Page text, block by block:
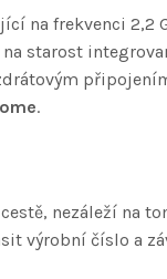
na frekvenci 2,2
starost
.
nezáleží na
výrobní číslo a